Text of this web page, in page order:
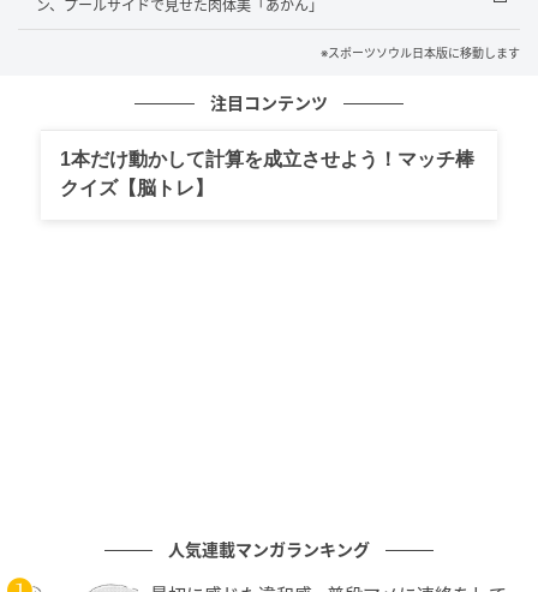
ュー。2024年10月、スンハンが脱退している。
“24人組”ガールズグループtripleS、日本ファ
ンへ特別な贈り物！新曲『Baby Flower』日
ン、プールサイドで見せた肉体美「あかん」
※スポーツソウル日本版に移動します
注目コンテンツ
1本だけ動かして計算を成立させよう！マッチ棒
クイズ【脳トレ】
人気連載マンガランキング